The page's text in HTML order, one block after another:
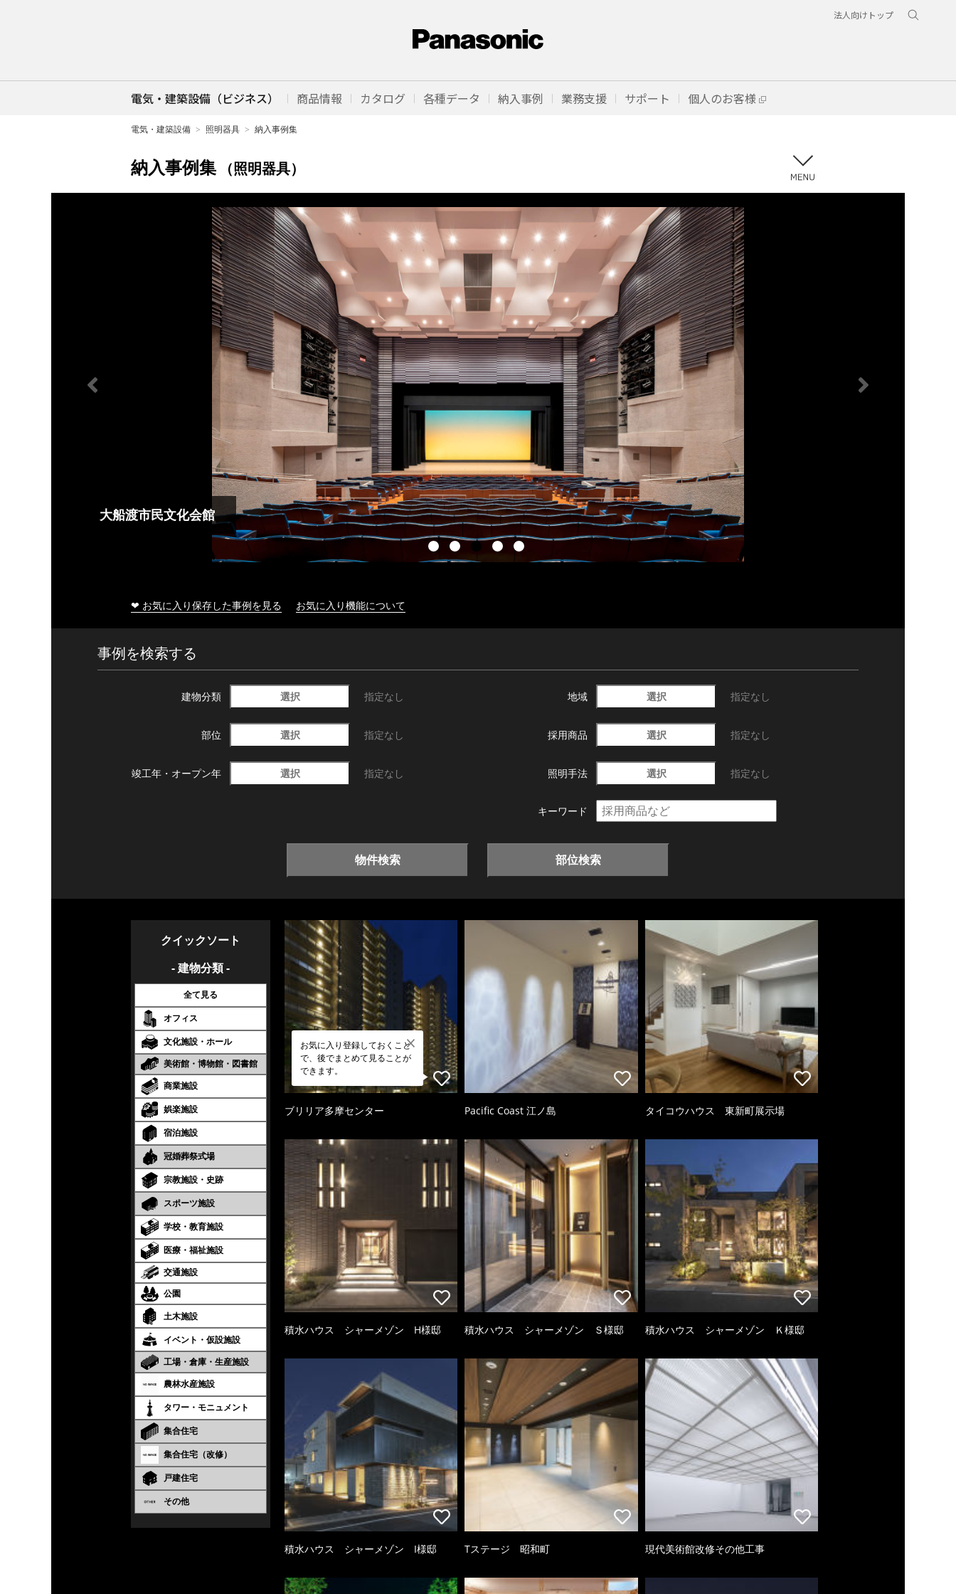
法人向けトップ
電気・建築設備（ビジネス） 商品情報 カタログ 各種データ 納入事例 業務支援 サポート 個人のお客様
電気・建築設備 照明器具 納入事例集
納入事例集 （照明器具）
大船渡市民文化会館
❤ お気に入り保存した事例を見る お気に入り機能について
事例を検索する
建物分類 選択 指定なし 地域 選択 指定なし
部位 選択 指定なし 採用商品 選択 指定なし
竣工年・ オープン年 選択 指定なし 照明手法 選択 指定なし
キーワード
物件検索 部位検索
クイックソート
- 建物分類 -
全て見る
オフィス
文化施設・ホール
美術館・博物館・図書館
商業施設
娯楽施設
宿泊施設
冠婚葬祭式場
宗教施設・史跡
スポーツ施設
学校・教育施設
医療・福祉施設
交通施設
公園
土木施設
イベント・仮設施設
工場・倉庫・生産施設
農林水産施設
タワー・モニュメント
集合住宅
集合住宅（改修）
戸建住宅
その他
お気に入り登録しておくこと
で、後でまとめて見ることが
できます。
ブリリア多摩センター Pacific Coast 江ノ島 タイコウハウス 東新町展示場
積水ハウス シャーメゾン H様邸 積水ハウス シャーメゾン Ｓ様邸 積水ハウス シャーメゾン Ｋ様邸
積水ハウス シャーメゾン I様邸 Tステージ 昭和町 現代美術館改修その他工事